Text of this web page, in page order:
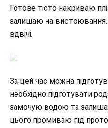
Готове тісто накриваю
залишаю на вистоювання.
вдвічі.
За цей час можна
необхідно підготувати
замочую водою та
цього промиваю під